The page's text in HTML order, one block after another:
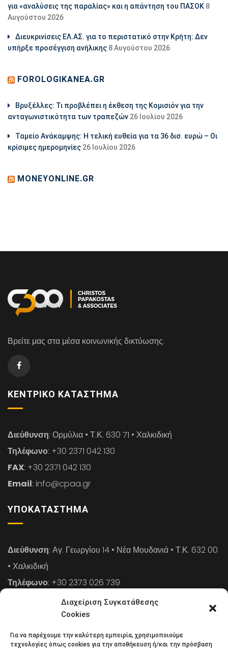
Διαχείριση Συγκατάθεσης
Cookies
Για να παρέχουμε την καλύτερη εμπειρία, χρησιμοποιούμε
τεχνολογίες όπως cookies για την αποθήκευση ή/και την πρόσβαση
για «αναλύσεις της παραλίας» και η απάντηση του ΠΑΣΟΚ 8
Αυγούστου 2026
Διευκρινίσεις ΕΛ.ΑΣ. για το περιστατικό στην Κρήτη: Δεν
υπήρξε προσέγγιση ανήλικης 8 Αυγούστου 2026
FOROLOGIKANEA.GR
Βρυξέλλες: Τι προβλέπει η έκθεση της Κομισιόν για την
ανταγωνιστικότητα των τραπεζών 26 Ιουλίου 2026
Ταμείο Ανάκαμψης: Η τελική ευθεία για τα 36 δισ. ευρώ – Οι
κρίσιμες ημερομηνίες 26 Ιουλίου 2026
MONEYONLINE.GR
Βρείτε μας στα μέσα κοινωνικής δικτύωσης.
ΚΕΝΤΡΙΚΌ ΚΑΤΆΣΤΗΜΑ
Διεύθυνση: Ορμύλια • Τ.Κ. 630 71 • Χαλκιδική
Τηλέφωνο: +30 2371 042 130
FAX: +30 2371 042 130
Email: info@cpaa.gr
ΥΠΟΚΑΤΆΣΤΗΜΑ
Διεύθυνση: Αγ. Γεωργίου 14 • Νέα Μουδανιά • Τ.Κ. 632 00
• Χαλκιδική
Τηλέφωνο: +30 2373 026 739
: +30 2373 026 739
: info@cpaa.gr
NEWSLETTER